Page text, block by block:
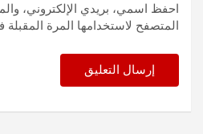
احفظ اسمي، بريدي الإلكتروني،
المتصفح لاستخدامها المرة المقبلة